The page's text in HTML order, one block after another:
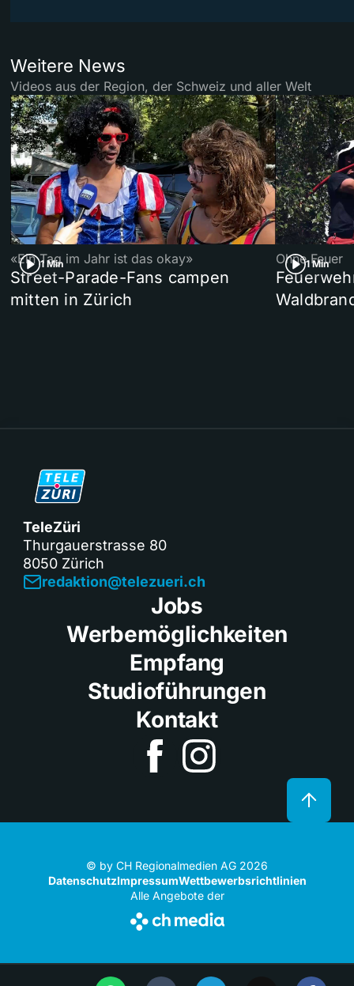
Weitere News
Videos aus der Region, der Schweiz und aller Welt
1 Min
«Ein Tag im Jahr ist das okay»
Street-Parade-Fans campen
mitten in Zürich
1 Min
Ohne Feuer
TeleZüri
Thurgauerstrasse 80
8050 Zürich
redaktion@telezueri.ch
Jobs
Werbemöglichkeiten
Empfang
Studioführungen
Kontakt
© by CH Regionalmedien AG 2026
DatenschutzImpressumWettbewerbsrichtlinien
Alle Angebote der